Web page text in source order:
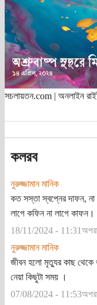
সচলায়তন.com | অনলাইন
কলরব
নুরুজ্জামান মানিক
কত সস্তা স্বপ্নের দাফন, না
লাগে কফিন না লাগে কাফন।
18/11/2024 -
নুরুজ্জামান মানিক
জীবন হলো মৃত্যুর কাছ থেকে
নেয়া কিছুটা সময় ।
07/08/2024 -